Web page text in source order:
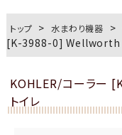
トップ > 水まわり機器 >
[K-3988-0] Wellworth
KOHLER/コーラー
トイレ